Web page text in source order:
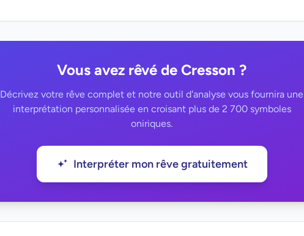
Vous avez rêvé de Cresson ?
Décrivez votre rêve complet et notre outil d'analyse vous fournira une
interprétation personnalisée en croisant plus de 2 700 symboles
oniriques.
Interpréter mon rêve gratuitement